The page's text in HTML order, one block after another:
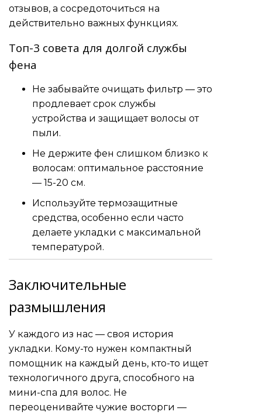
отзывов, а сосредоточиться на
действительно важных функциях.
Топ-3 совета для долгой службы
фена
Не забывайте очищать фильтр — это
продлевает срок службы
устройства и защищает волосы от
пыли.
Не держите фен слишком близко к
волосам: оптимальное расстояние
— 15-20 см.
Используйте термозащитные
средства, особенно если часто
делаете укладки с максимальной
температурой.
Заключительные
размышления
У каждого из нас — своя история
укладки. Кому-то нужен компактный
помощник на каждый день, кто-то ищет
технологичного друга, способного на
мини-спа для волос. Не
переоценивайте чужие восторги —